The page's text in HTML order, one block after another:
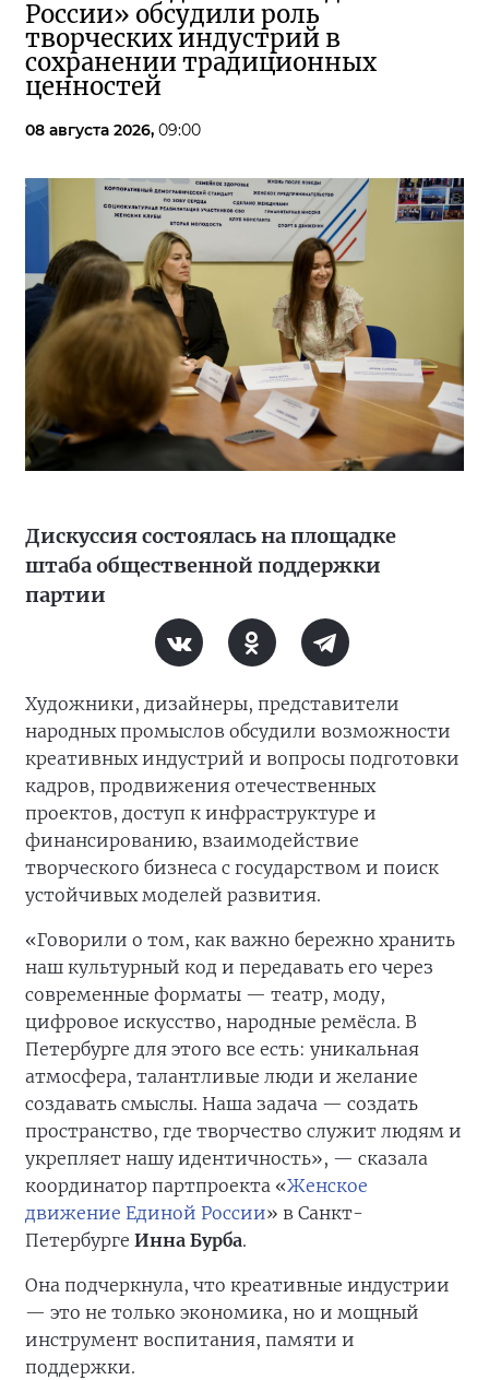
России» обсудили роль
творческих индустрий в
сохранении традиционных
ценностей
08 августа 2026, 09:00
Дискуссия состоялась на площадке
штаба общественной поддержки
партии
Художники, дизайнеры, представители
народных промыслов обсудили возможности
креативных индустрий и вопросы подготовки
кадров, продвижения отечественных
проектов, доступ к инфраструктуре и
финансированию, взаимодействие
творческого бизнеса с государством и поиск
устойчивых моделей развития.
«Говорили о том, как важно бережно хранить
наш культурный код и передавать его через
современные форматы — театр, моду,
цифровое искусство, народные ремёсла. В
Петербурге для этого все есть: уникальная
атмосфера, талантливые люди и желание
создавать смыслы. Наша задача — создать
пространство, где творчество служит людям и
укрепляет нашу идентичность», — сказала
координатор партпроекта «Женское
движение Единой России» в Санкт-
Петербурге Инна Бурба.
Она подчеркнула, что креативные индустрии
— это не только экономика, но и мощный
инструмент воспитания, памяти и
поддержки.